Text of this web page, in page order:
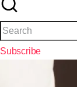
Subscribe